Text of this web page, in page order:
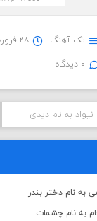
تک آهنگ ۲۸ فروردین ۱۴۰۳
۰ دیدگاه
به نام دیدی
به نام دختر بندر
به نام چشمات